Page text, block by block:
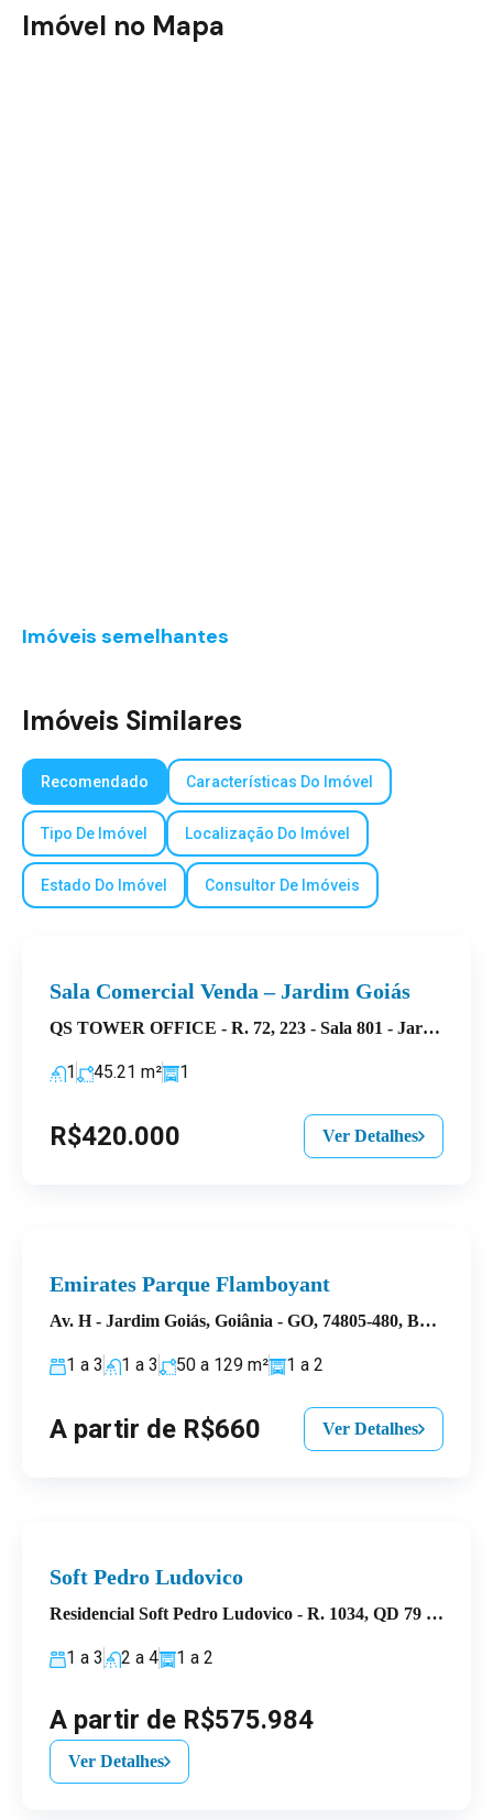
Imóvel no Mapa
Imóveis semelhantes
Imóveis Similares
Recomendado Características Do Imóvel
Tipo De Imóvel Localização Do Imóvel
Estado Do Imóvel Consultor De Imóveis
Sala Comercial Venda – Jardim Goiás
QS TOWER OFFICE - R. 72, 223 - Sala 801 - Jardim Goiás, Goiânia - GO, 74805-480
1 45.21 m² 1
R$420.000 Ver Detalhes
Emirates Parque Flamboyant
Av. H - Jardim Goiás, Goiânia - GO, 74805-480, Brasil
1 a 3 1 a 3 50 a 129 m² 1 a 2
A partir de R$660 Ver Detalhes
Soft Pedro Ludovico
Residencial Soft Pedro Ludovico - R. 1034, QD 79 - Setor Pedro Ludovico, Goiânia - GO, 74823-190, Brasil
1 a 3 2 a 4 1 a 2
A partir de R$575.984
Ver Detalhes